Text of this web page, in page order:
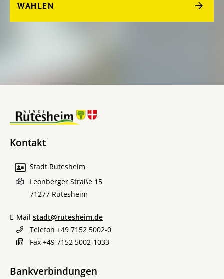
WAHLEN
Kontakt
Stadt Rutesheim
Leonberger Straße 15
71277 Rutesheim
E-Mail stadt@rutesheim.de
Telefon +49 7152 5002-0
Fax +49 7152 5002-1033
Bankverbindungen